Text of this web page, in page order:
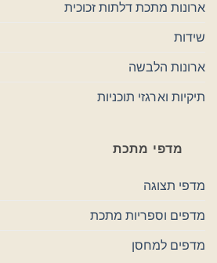
ארונות מתכת דלתות זכוכית
שידות
ארונות הלבשה
תיקיות וארגזי תוכניות
מדפי מתכת
מדפי תצוגה
מדפים וספריות מתכת
מדפים למחסן